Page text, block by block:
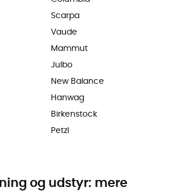
Scarpa
Vaude
Mammut
Julbo
New Balance
Hanwag
Birkenstock
Petzl
og udstyr: mere